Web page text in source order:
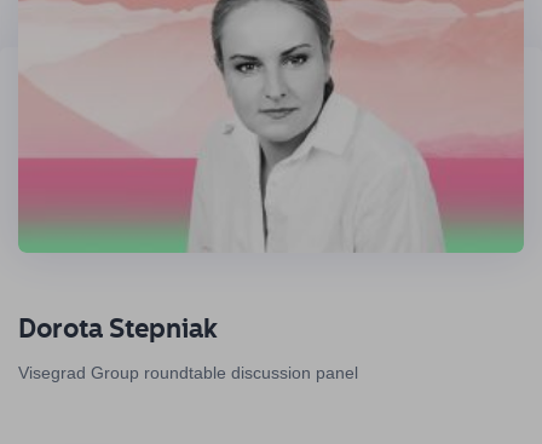
Dorota Stepniak
Visegrad Group roundtable discussion panel